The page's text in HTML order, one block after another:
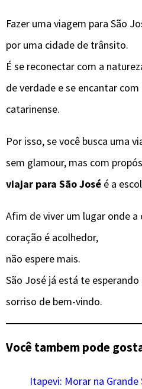
Fazer uma viagem para São
por uma cidade de trânsito.
É se reconectar com a
de verdade e se encantar
catarinense.
Por isso, se você busca uma
sem glamour, mas com
viajar para São José é a
Afim de viver um lugar onde a
coração é acolhedor,
não espere mais.
São José já está te
sorriso de bem-vindo.
Você tambem pode
Itapevi: Morar na